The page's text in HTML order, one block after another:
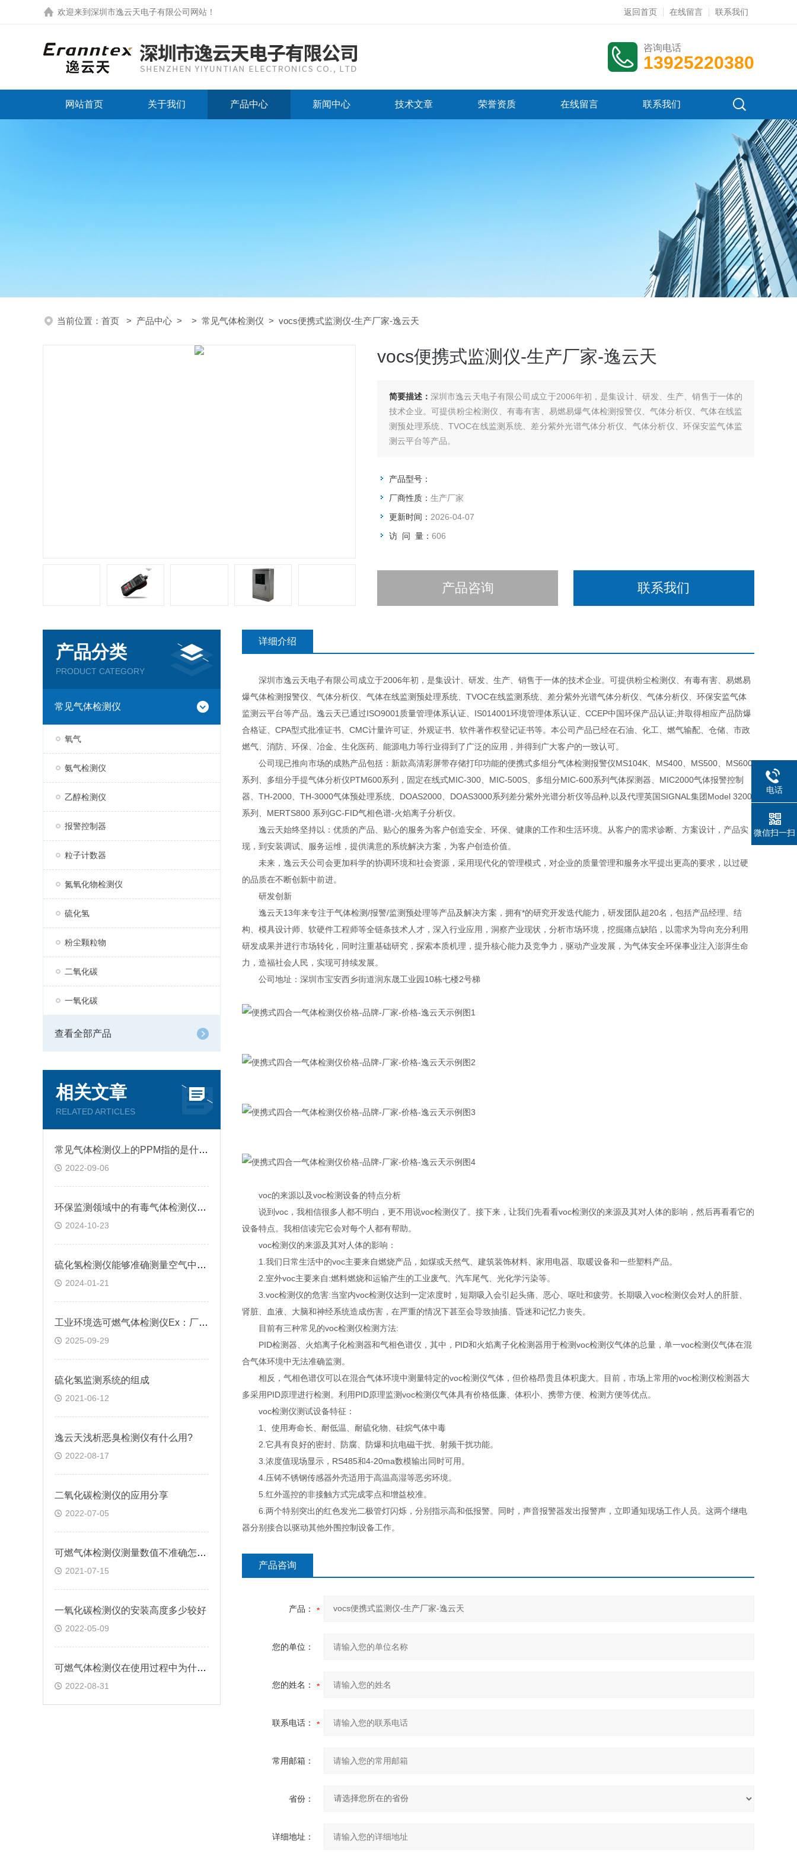
欢迎来到 深圳市逸云天电子有限公司网站 ！ 返回首页 在线留言 联系我们
咨询电话
13925220380
网站首页 关于我们 产品中心 新闻中心 技术文章 荣誉资质 在线留言 联系我们
当前位置： 首页 > 产品中心 > > 常见气体检测仪 > vocs便携式监测仪-生产厂家-逸云天
vocs便携式监测仪-生产厂家-逸云天
简要描述： 深圳市逸云天电子有限公司成立于2006年初，是集设计、研发、生产、销售于一体的
技术企业。可提供粉尘检测仪、有毒有害、易燃易爆气体检测报警仪、气体分析仪、气体在线监
测预处理系统、TVOC在线监测系统、差分紫外光谱气体分析仪、气体分析仪、环保安监气体监
测云平台等产品。
产品型号：
厂商性质： 生产厂家
更新时间： 2026-04-07
访 问 量： 606
产品咨询 联系我们
产品分类
PRODUCT CATEGORY
常见气体检测仪
氧气
氨气检测仪
乙醇检测仪
报警控制器
粒子计数器
氮氧化物检测仪
硫化氢
粉尘颗粒物
二氧化碳
一氧化碳
查看全部产品
相关文章
RELATED ARTICLES
常见气体检测仪上的PPM指的是什么?
2022-09-06
环保监测领域中的有毒气体检测仪应用情况
2024-10-23
硫化氢检测仪能够准确测量空气中硫化氢的浓度和比例
2024-01-21
工业环境选可燃气体检测仪Ex：厂家解答常见疑问，选对才安全
2025-09-29
硫化氢监测系统的组成
2021-06-12
逸云天浅析恶臭检测仪有什么用?
2022-08-17
二氧化碳检测仪的应用分享
2022-07-05
可燃气体检测仪测量数值不准确怎么办
2021-07-15
一氧化碳检测仪的安装高度多少较好
2022-05-09
可燃气体检测仪在使用过程中为什么会误报
2022-08-31
详细介绍
深圳市逸云天电子有限公司成立于2006年初，是集设计、研发、生产、销售于一体的技术企业。可提供粉尘检测仪、有毒有害、易燃易
爆气体检测报警仪、气体分析仪、气体在线监测预处理系统、TVOC在线监测系统、差分紫外光谱气体分析仪、气体分析仪、环保安监气体
监测云平台等产品。逸云天已通过ISO9001质量管理体系认证、IS014001环境管理体系认证、CCEP中国环保产品认证;并取得相应产品防爆
合格证、CPA型式批准证书、CMC计量许可证、外观证书、软件著作权登记证书等。本公司产品已经在石油、化工、燃气输配、仓储、市政
燃气、消防、环保、冶金、生化医药、能源电力等行业得到了广泛的应用，并得到广大客户的一致认可。
公司现已推向市场的成熟产品包括：新款高清彩屏带存储打印功能的便携式多组分气体检测报警仪MS104K、MS400、MS500、MS600
系列、多组分手提气体分析仪PTM600系列，固定在线式MIC-300、MIC-500S、多组分MIC-600系列气体探测器、MIC2000气体报警控制
器、TH-2000、TH-3000气体预处理系统、DOAS2000、DOAS3000系列差分紫外光谱分析仪等品种,以及代理英国SIGNAL集团Model 3200
系列、MERTS800 系列GC-FID气相色谱-火焰离子分析仪。
逸云天始终坚持以：优质的产品、贴心的服务为客户创造安全、环保、健康的工作和生活环境。从客户的需求诊断、方案设计，产品实
现，到安装调试、服务运维，提供满意的系统解决方案，为客户创造价值。
未来，逸云天公司会更加科学的协调环境和社会资源，采用现代化的管理模式，对企业的质量管理和服务水平提出更高的要求，以过硬
的品质在不断创新中前进。
研发创新
逸云天13年来专注于气体检测/报警/监测预处理等产品及解决方案，拥有*的研究开发迭代能力，研发团队超20名，包括产品经理、结
构、模具设计师、软硬件工程师等全链条技术人才，深入行业应用，洞察产业现状，分析市场环境，挖掘痛点缺陷，以需求为导向充分利用
研发成果并进行市场转化，同时注重基础研究，探索本质机理，提升核心能力及竞争力，驱动产业发展，为气体安全环保事业注入澎湃生命
力，造福社会人民，实现可持续发展。
公司地址：深圳市宝安西乡街道润东晟工业园10栋七楼2号梯
voc的来源以及voc检测设备的特点分析
说到voc，我相信很多人都不明白，更不用说voc检测仪了。接下来，让我们先看看voc检测仪的来源及其对人体的影响，然后再看看它的
设备特点。我相信读完它会对每个人都有帮助。
voc检测仪的来源及其对人体的影响：
1.我们日常生活中的voc主要来自燃烧产品，如煤或天然气、建筑装饰材料、家用电器、取暖设备和一些塑料产品。
2.室外voc主要来自:燃料燃烧和运输产生的工业废气、汽车尾气、光化学污染等。
3.voc检测仪的危害:当室内voc检测仪达到一定浓度时，短期吸入会引起头痛、恶心、呕吐和疲劳。长期吸入voc检测仪会对人的肝脏、
肾脏、血液、大脑和神经系统造成伤害，在严重的情况下甚至会导致抽搐、昏迷和记忆力丧失。
目前有三种常见的voc检测仪检测方法:
PID检测器、火焰离子化检测器和气相色谱仪，其中，PID和火焰离子化检测器用于检测voc检测仪气体的总量，单一voc检测仪气体在混
合气体环境中无法准确监测。
相反，气相色谱仪可以在混合气体环境中测量特定的voc检测仪气体，但价格昂贵且体积庞大。目前，市场上常用的voc检测仪检测器大
多采用PID原理进行检测。利用PID原理监测voc检测仪气体具有价格低廉、体积小、携带方便、检测方便等优点。
voc检测仪测试设备特征：
1、使用寿命长、耐低温、耐硫化物、硅烷气体中毒
2.它具有良好的密封、防腐、防爆和抗电磁干扰、射频干扰功能。
3.浓度值现场显示，RS485和4-20ma数模输出同时可用。
4.压铸不锈钢传感器外壳适用于高温高湿等恶劣环境。
5.红外遥控的非接触方式完成零点和增益校准。
6.两个特别突出的红色发光二极管灯闪烁，分别指示高和低报警。同时，声音报警器发出报警声，立即通知现场工作人员。这两个继电
器分别接合以驱动其他外围控制设备工作。
产品咨询
产品：
您的单位：
您的姓名：
联系电话：
常用邮箱：
省份：
详细地址：
电话
微信扫一扫